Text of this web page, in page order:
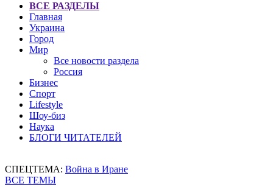
ВСЕ РАЗДЕЛЫ
Главная
Украина
Город
Мир
Все новости раздела
Россия
Бизнес
Спорт
Lifestyle
Шоу-биз
Наука
БЛОГИ ЧИТАТЕЛЕЙ
СПЕЦТЕМА: Война в Иране
ВСЕ ТЕМЫ